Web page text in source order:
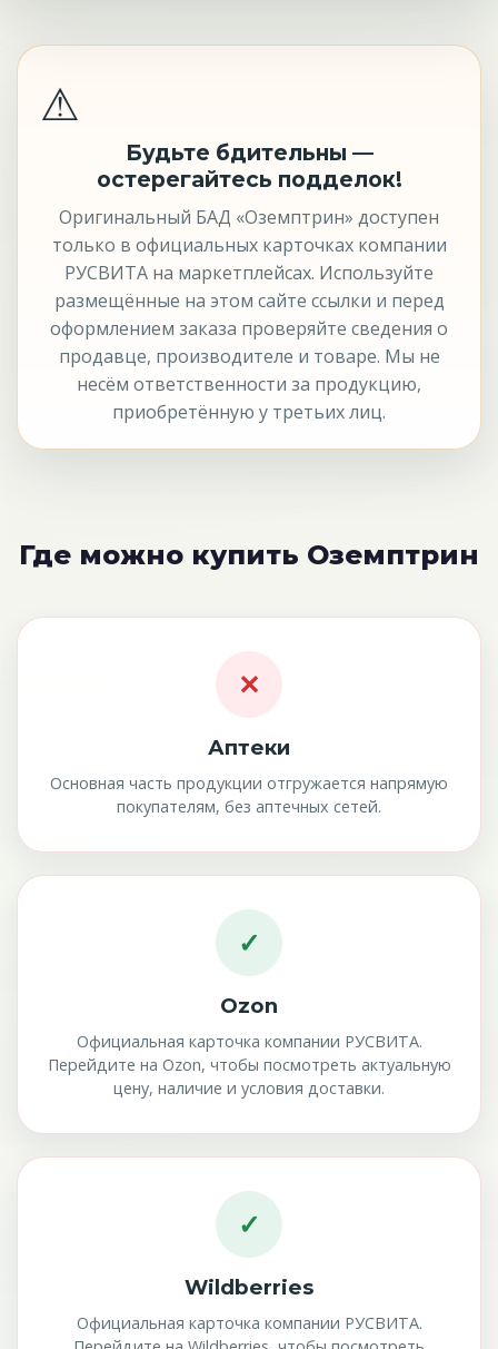
⚠
Будьте бдительны —
остерегайтесь подделок!
Оригинальный БАД «Оземптрин» доступен
только в официальных карточках компании
РУСВИТА на маркетплейсах. Используйте
размещённые на этом сайте ссылки и перед
оформлением заказа проверяйте сведения о
продавце, производителе и товаре. Мы не
несём ответственности за продукцию,
приобретённую у третьих лиц.
Где можно купить Оземптрин
✕
Аптеки
Основная часть продукции отгружается напрямую
покупателям, без аптечных сетей.
✓
Ozon
Официальная карточка компании РУСВИТА.
Перейдите на Ozon, чтобы посмотреть актуальную
цену, наличие и условия доставки.
✓
Wildberries
Официальная карточка компании РУСВИТА.